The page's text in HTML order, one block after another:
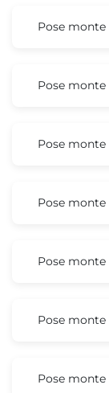
Pose
Pose monte
Pose monte
Pose monte
Pose monte
Pose
Pose